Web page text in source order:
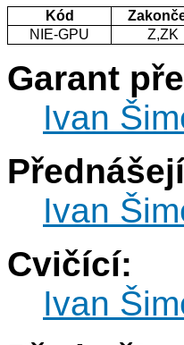
Kód
NIE-GPU
Z,ZK
Garant
Ivan
Ivan
Cvičící:
Ivan